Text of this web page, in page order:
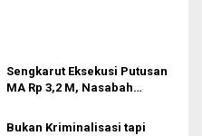
Sengkarut Eksekusi Putusan
MA Rp 3,2 M, Nasabah
Bukan Kriminalisasi tapi